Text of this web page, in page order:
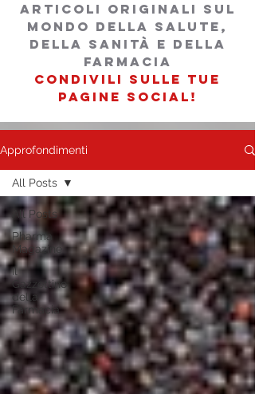
articoli originali sul
mondo della salutE,
della sanità e della
farmacia
condivili sulle tue
pagine social!
Approfondimenti
All Posts
Pharma
Magazine
Il
Gazzettino
della
Farmacia
All Posts